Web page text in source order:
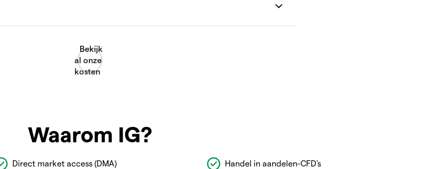
Waarom IG?
Direct market access (DMA) Handel in aandelen-CFD's